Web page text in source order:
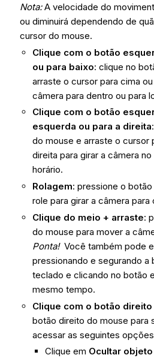
Nota:A velocidade do
ou diminuirá dependendo de
cursor do mouse.
Clique com o botão
ou para baixo: clique no
arraste o cursor para cima
câmera para dentro ou para
Clique com o botão
esquerda ou para a direita
do mouse e arraste o cursor
direita para girar a câmera
horário.
Rolagem: pressione o
role para girar a câmera para
Clique do meio + arraste:
do mouse para mover a
Ponta! Você também pode
pressionando e segurando a
teclado e clicando no botão
mesmo tempo.
Clique com o botão
botão direito do mouse para
acessar as seguintes
Clique em Ocultar objeto